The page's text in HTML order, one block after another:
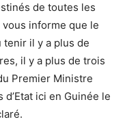
de toutes les
informe que le
tenir il y a plus de
il y a plus de trois
Premier Ministre
ici en Guinée le